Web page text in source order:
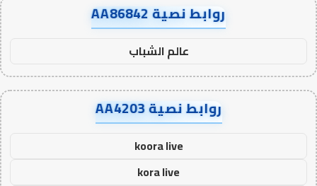
روابط نصية AA86842
عالم الشباب
روابط نصية AA4203
koora live
kora live